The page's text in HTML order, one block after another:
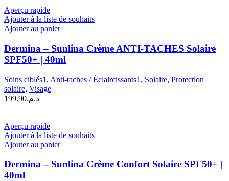
Aperçu rapide
Ajouter à la liste de souhaits
Ajouter au panier
Dermina – Sunlina Crème ANTI-TACHES Solaire
SPF50+ | 40ml
Soins ciblés1 , Anti-taches / Éclaircissants1 , Solaire, Protection
solaire, Visage
د.م.199.90
Aperçu rapide
Ajouter à la liste de souhaits
Ajouter au panier
Dermina – Sunlina Crème Confort Solaire SPF50+ |
40ml